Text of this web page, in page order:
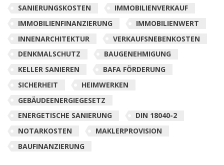
SANIERUNGSKOSTEN
IMMOBILIENVERKAUF
IMMOBILIENFINANZIERUNG
IMMOBILIENWERT
INNENARCHITEKTUR
VERKAUFSNEBENKOSTEN
DENKMALSCHUTZ
BAUGENEHMIGUNG
KELLER SANIEREN
BAFA FÖRDERUNG
SICHERHEIT
HEIMWERKEN
GEBÄUDEENERGIEGESETZ
ENERGETISCHE SANIERUNG
DIN 18040-2
NOTARKOSTEN
MAKLERPROVISION
BAUFINANZIERUNG